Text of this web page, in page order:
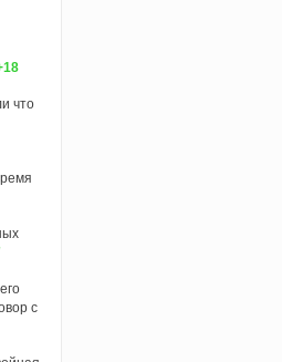
что
с